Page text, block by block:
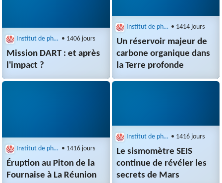
Institut de physique du globe de Paris (IPGP) • 1406 jours
Mission DART : et après
l'impact ?
Institut de physique du globe de Paris (IPGP) • 1414 jours
Un réservoir majeur de
carbone organique dans
la Terre profonde
Institut de physique du globe de Paris (IPGP) • 1416 jours
Éruption au Piton de la
Fournaise à La Réunion
Institut de physique du globe de Paris (IPGP) • 1416 jours
Le sismomètre SEIS
continue de révéler les
secrets de Mars